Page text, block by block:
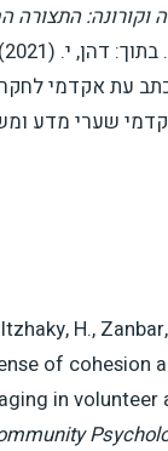
וקורונה:
.
עת אקדמי לחקר
H.,
of cohesion
in volunteer